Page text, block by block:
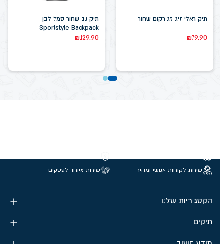
תיק ראלי זיג זג רקום שחור
₪79.90
תיק גב שחור סמל לבן
Sportstyle Backpack
₪129.90
שירות לקוחות אנושי ומהיר
שירות מיוחד לעסקים
הקטגוריות שלנו
תיקים